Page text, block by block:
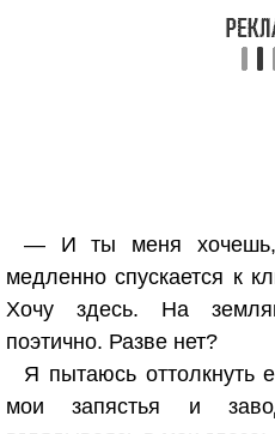
— И ты меня
медленно спускается к
Хочу здесь. На
поэтично. Разве нет?
Я пытаюсь оттолкнуть
мои запястья и